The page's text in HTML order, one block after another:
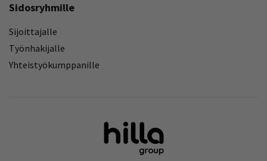
Sidosryhmille
Sijoittajalle
Työnhakijalle
Yhteistyökumppanille